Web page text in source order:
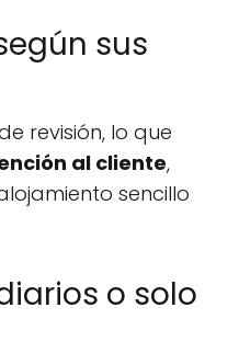
sus
revisión, lo que
al cliente,
sencillo
o solo